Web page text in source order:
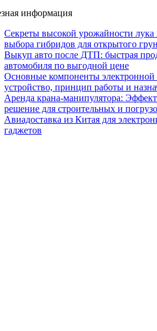
информация
Секреты высокой урожайности лука
выбора гибридов для открытого
Выкуп авто после ДТП: быстрая
автомобиля по выгодной цене
Основные компоненты электронной
устройство, принцип работы и
Аренда крана-манипулятора:
решение для строительных и
Авиадоставка из Китая для
гаджетов